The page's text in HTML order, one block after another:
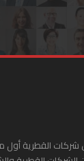
شركات القطرية أول